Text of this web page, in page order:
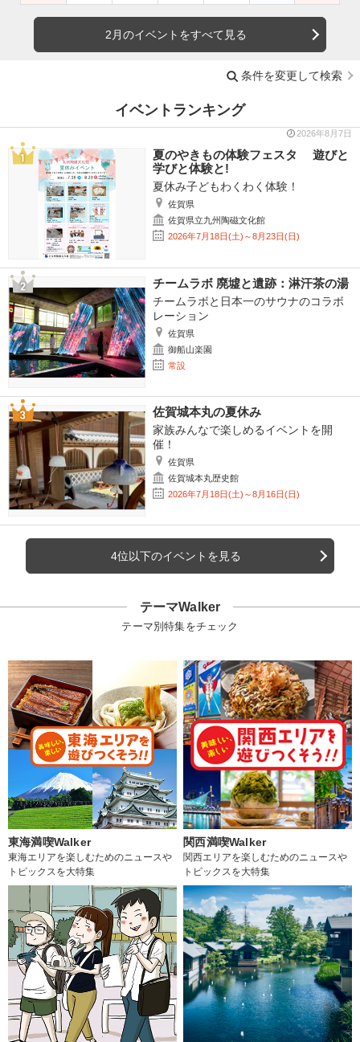
2月のイベントをすべて見る
条件を変更して検索
イベントランキング
2026年8月7日
夏のやきもの体験フェスタ 遊びと
学びと体験と!
夏休み子どもわくわく体験！
佐賀県
佐賀県立九州陶磁文化館
2026年7月18日(土)～8月23日(日)
チームラボ 廃墟と遺跡：淋汗茶の湯
チームラボと日本一のサウナのコラボ
レーション
佐賀県
御船山楽園
常設
佐賀城本丸の夏休み
家族みんなで楽しめるイベントを開
催！
佐賀県
佐賀城本丸歴史館
2026年7月18日(土)～8月16日(日)
4位以下のイベントを見る
テーマWalker
テーマ別特集をチェック
東海満喫Walker
東海エリアを楽しむためのニュースや
トピックスを大特集
関西満喫Walker
関西エリアを楽しむためのニュースや
トピックスを大特集